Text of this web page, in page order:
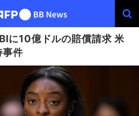
に10億ドルの賠償請求 米
事件